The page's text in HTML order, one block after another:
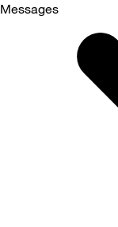
Messages